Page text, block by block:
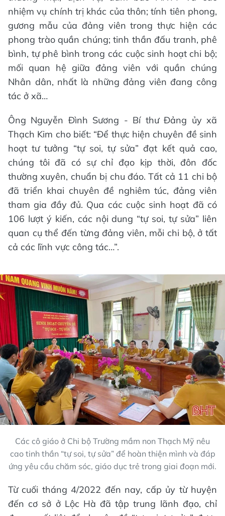
nhiệm vụ chính trị khác của thôn; tính tiên phong,
gương mẫu của đảng viên trong thực hiện các
phong trào quần chúng; tinh thần đấu tranh, phê
bình, tự phê bình trong các cuộc sinh hoạt chi bộ;
mối quan hệ giữa đảng viên với quần chúng
Nhân dân, nhất là những đảng viên đang công
tác ở xã…
Ông Nguyễn Đình Sương - Bí thư Đảng ủy xã
Thạch Kim cho biết: “Để thực hiện chuyên đề sinh
hoạt tư tưởng “tự soi, tự sửa” đạt kết quả cao,
chúng tôi đã có sự chỉ đạo kịp thời, đôn đốc
thường xuyên, chuẩn bị chu đáo. Tất cả 11 chi bộ
đã triển khai chuyên đề nghiêm túc, đảng viên
tham gia đầy đủ. Qua các cuộc sinh hoạt đã có
106 lượt ý kiến, các nội dung “tự soi, tự sửa” liên
quan cụ thể đến từng đảng viên, mỗi chi bộ, ở tất
cả các lĩnh vực công tác…”.
Các cô giáo ở Chi bộ Trường mầm non Thạch Mỹ nêu
cao tinh thần “tự soi, tự sửa” để hoàn thiện mình và đáp
ứng yêu cầu chăm sóc, giáo dục trẻ trong giai đoạn mới.
Từ cuối tháng 4/2022 đến nay, cấp ủy từ huyện
đến cơ sở ở Lộc Hà đã tập trung lãnh đạo, chỉ